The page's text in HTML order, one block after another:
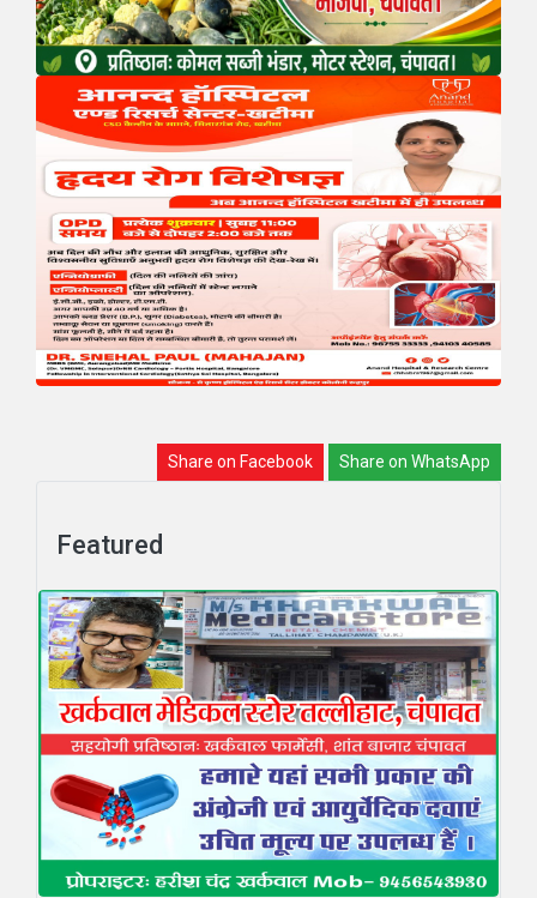
Share on Facebook Share on WhatsApp
Featured